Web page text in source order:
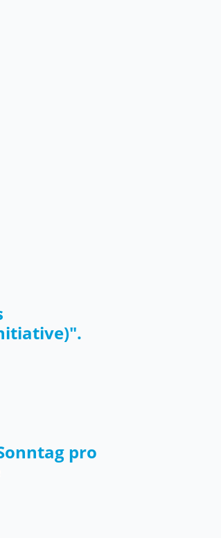
pro